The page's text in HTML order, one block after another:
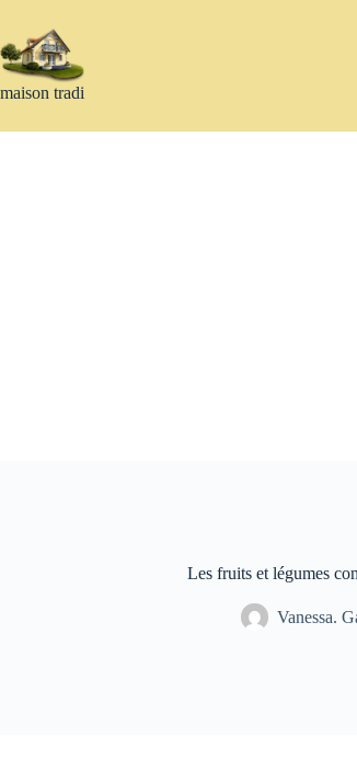
contenu
maison tradi
Les fruits et légumes
Vanessa.